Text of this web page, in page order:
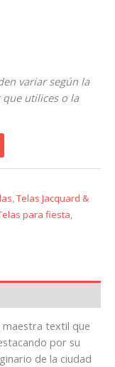
variar según la
utilices o la
,Telas Jacquard &
para fiesta,
maestra textil que
por su
de la ciudad